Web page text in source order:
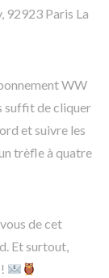
92923 Paris La
WW
suffit de cliquer
et suivre les
trèfle à quatre
de cet
Et surtout,